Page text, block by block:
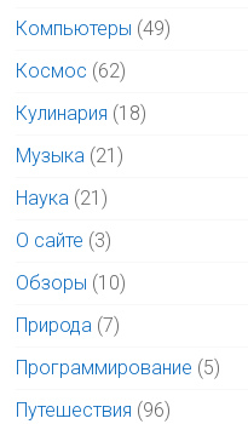
Компьютеры (49)
Космос (62)
Кулинария (18)
Музыка (21)
Наука (21)
О сайте (3)
Обзоры (10)
Природа (7)
Программирование (5)
Путешествия (96)